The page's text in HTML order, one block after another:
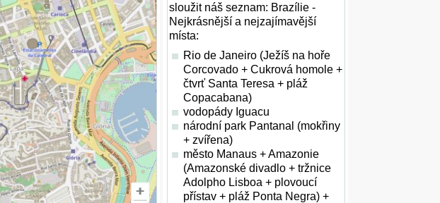
sloužit náš seznam: Brazílie -
Nejkrásnější a nejzajímavější
místa:
Rio de Janeiro (Ježíš na hoře
Corcovado + Cukrová homole +
čtvrť Santa Teresa + pláž
Copacabana)
vodopády Iguacu
národní park Pantanal (mokřiny
+ zvířena)
město Manaus + Amazonie
(Amazonské divadlo + tržnice
Adolpho Lisboa + plovoucí
přístav + pláž Ponta Negra) +